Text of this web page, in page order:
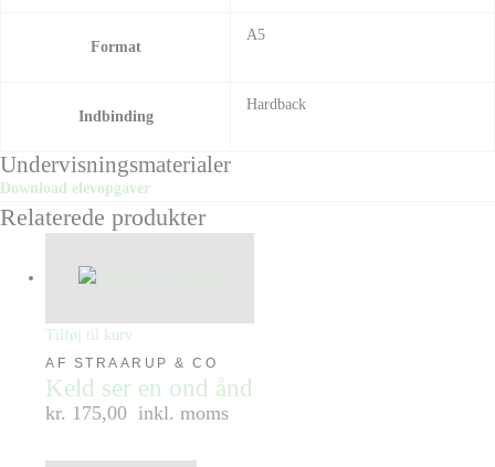
Format
A5
Indbinding
Hardback
Undervisningsmaterialer
Download elevopgaver
Relaterede produkter
Tilføj til kurv
AF STRAARUP & CO
Keld ser en ond ånd
kr. 175,00 inkl. moms